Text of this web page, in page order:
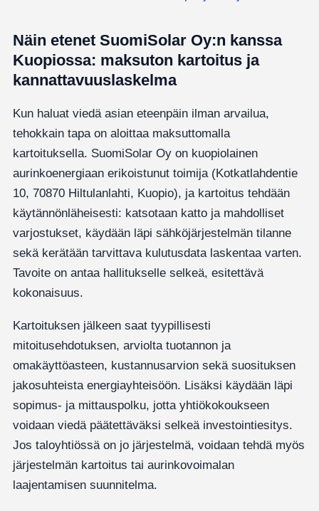
Näin etenet SuomiSolar Oy:n kanssa
Kuopiossa: maksuton kartoitus ja
kannattavuuslaskelma
Kun haluat viedä asian eteenpäin ilman arvailua,
tehokkain tapa on aloittaa maksuttomalla
kartoituksella. SuomiSolar Oy on kuopiolainen
aurinkoenergiaan erikoistunut toimija (Kotkatlahdentie
10, 70870 Hiltulanlahti, Kuopio), ja kartoitus tehdään
käytännönläheisesti: katsotaan katto ja mahdolliset
varjostukset, käydään läpi sähköjärjestelmän tilanne
sekä kerätään tarvittava kulutusdata laskentaa varten.
Tavoite on antaa hallitukselle selkeä, esitettävä
kokonaisuus.
Kartoituksen jälkeen saat tyypillisesti
mitoitusehdotuksen, arviolta tuotannon ja
omakäyttöasteen, kustannusarvion sekä suosituksen
jakosuhteista energiayhteisöön. Lisäksi käydään läpi
sopimus- ja mittauspolku, jotta yhtiökokoukseen
voidaan viedä päätettäväksi selkeä investointiesitys.
Jos taloyhtiössä on jo järjestelmä, voidaan tehdä myös
järjestelmän kartoitus tai aurinkovoimalan
laajentamisen suunnitelma.